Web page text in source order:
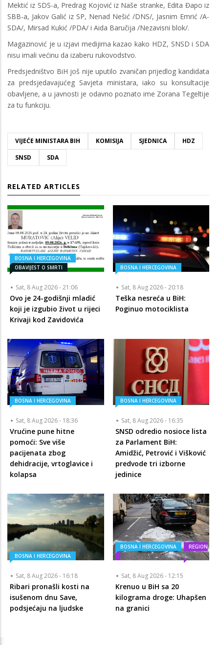
Mektić iz SDS-a, Predrag Kojović iz Naše stranke, Edita Đapo iz
SBB-a, Jakov Galić iz SP, Nenad Nešić /DNS/, Jasnim Emrić /A-
SDA/, Mirsad Kukić /PDA/ i Aida Baručija /Nezavisni blok/.
Magazinović je u izjavi medijima kazao kako HDZ, SNSD i SDA
nisu imali većinu da izaberu rukovodstvo.
Predsjedništvo BiH još nije uputilo zvaničan prijedlog kandidata
za predsjedavajućeg Savjeta ministara, iako su konsultacije
obavljene, a u javnosti je odavno poznato ime Zorana Tegeltije
za tu funkciju.
VIJEĆE MINISTARA BIH KOMISIJA SJEDNICA
HDZ
SNSD
SDA
RELATED ARTICLES
BOSNA I HERCEGOVINA
OBAVIJEST O SMRTI
Sat, 8 Aug 2026 - 21:06
Ovo je 24-godišnji mladić
koji je izgubio život u rijeci
Krivaji kod Zavidovića
BOSNA I HERCEGOVINA
Sat, 8 Aug 2026 - 20:18
Teška nesreća u BiH:
Poginuo motociklista
BOSNA I HERCEGOVINA
Sat, 8 Aug 2026 - 18:36
Vrućine pune hitne
pomoći: Sve više
pacijenata zbog
dehidracije, vrtoglavice i
kolapsa
BOSNA I HERCEGOVINA
Sat, 8 Aug 2026 - 16:35
SNSD odredio nosioce lista
za Parlament BiH:
Amidžić, Petrović i Višković
predvode tri izborne
jedinice
BOSNA I HERCEGOVINA
Sat, 8 Aug 2026 - 16:18
Ribari pronašli kosti na
isušenom dnu Save,
podsjećaju na ljudske
BOSNA I HERCEGOVINA REGION
Sat, 8 Aug 2026 - 12:15
Krenuo u BiH sa 20
kilograma droge: Uhapšen
na granici